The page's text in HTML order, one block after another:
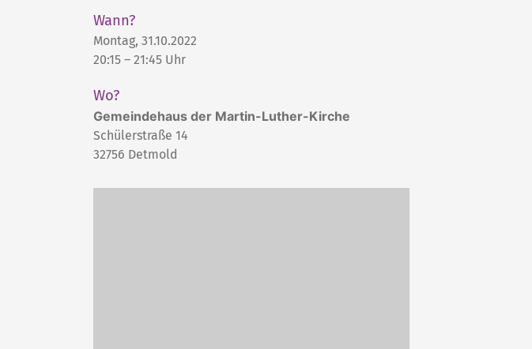
Wann?
Montag, 31.10.2022
20:15 – 21:45 Uhr
Wo?
Gemeindehaus der Martin-Luther-Kirche
Schülerstraße 14
32756 Detmold